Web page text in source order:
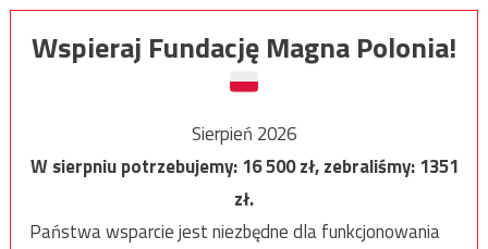
Wspieraj Fundację Magna Polonia!
Sierpień 2026
W sierpniu potrzebujemy:16 500zł, zebraliśmy:1351
zł.
Państwa wsparcie jest niezbędne dla funkcjonowania